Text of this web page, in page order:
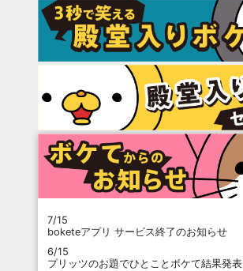
7/15
boketeアプリ サービス終了のお知らせ
6/15
プリッツのお題でひとことボケて結果発表